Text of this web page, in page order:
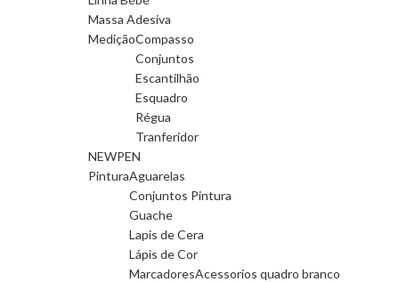
Massa Adesiva
MediçãoCompasso
Conjuntos
Escantilhão
Esquadro
Régua
Tranferidor
NEWPEN
PinturaAguarelas
Conjuntos Pintura
Guache
Lapis de Cera
Lápis de Cor
MarcadoresAcessorios quadro branco